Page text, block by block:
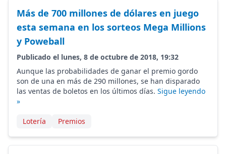
Más de 700 millones de dólares en juego
esta semana en los sorteos Mega Millions
y Poweball
Publicado el lunes, 8 de octubre de 2018, 19:32
Aunque las probabilidades de ganar el premio gordo
son de una en más de 290 millones, se han disparado
las ventas de boletos en los últimos días. Sigue leyendo
»
Lotería Premios